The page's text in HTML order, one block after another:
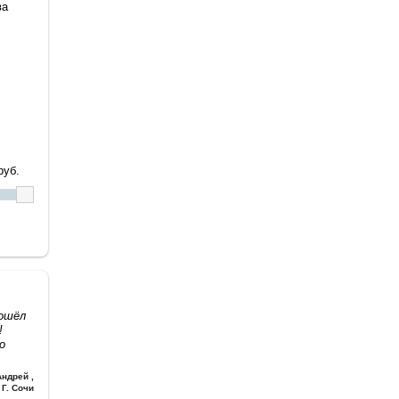
Г. Сочи